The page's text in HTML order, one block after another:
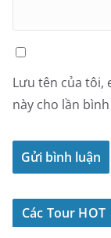
Lưu tên của tôi,
này cho lần
Các Tour HOT